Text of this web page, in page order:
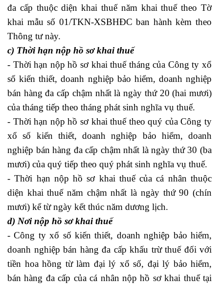
đa cấp thuộc diện khai thuế năm khai thuế theo Tờ
khai mẫu số 01/TKN-XSBHĐC ban hành kèm theo
Thông tư này.
c) Thời hạn nộp hồ sơ khai thuế
- Thời hạn nộp hồ sơ khai thuế tháng của Công ty xổ
số kiến thiết, doanh nghiệp bảo hiểm, doanh nghiệp
bán hàng đa cấp chậm nhất là ngày thứ 20 (hai mươi)
của tháng tiếp theo tháng phát sinh nghĩa vụ thuế.
- Thời hạn nộp hồ sơ khai thuế theo quý của Công ty
xổ số kiến thiết, doanh nghiệp bảo hiểm, doanh
nghiệp bán hàng đa cấp chậm nhất là ngày thứ 30 (ba
mươi) của quý tiếp theo quý phát sinh nghĩa vụ thuế.
- Thời hạn nộp hồ sơ khai thuế của cá nhân thuộc
diện khai thuế năm chậm nhất là ngày thứ 90 (chín
mươi) kể từ ngày kết thúc năm dương lịch.
d) Nơi nộp hồ sơ khai thuế
- Công ty xổ số kiến thiết, doanh nghiệp bảo hiểm,
doanh nghiệp bán hàng đa cấp khấu trừ thuế đối với
tiền hoa hồng từ làm đại lý xổ số, đại lý bảo hiểm,
bán hàng đa cấp của cá nhân nộp hồ sơ khai thuế tại